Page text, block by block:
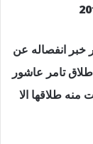
خبر انفصاله عن
تامر عاشور
طلاقها الا